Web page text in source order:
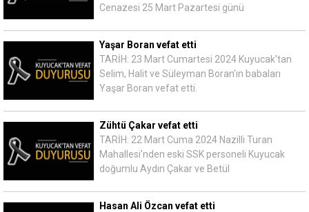
Cenazesi 25 Mart Pazartesi günü
Yaşar Boran vefat etti
TARİH: 23 Mart Cumartesi 2024 Kuyucak'tan
Selim, Halit ve Süleyman Boran'ın babaları
Yaşar Boran vefat etti.
Zühtü Çakar vefat etti
TARİH: 22 Mart Cuma 2024 Nazilli Turan
Mahallesi'nden eski SSK personeli Kuyucak
doğumlu Aydın Çakar ve Betül
Hasan Ali Özcan vefat etti